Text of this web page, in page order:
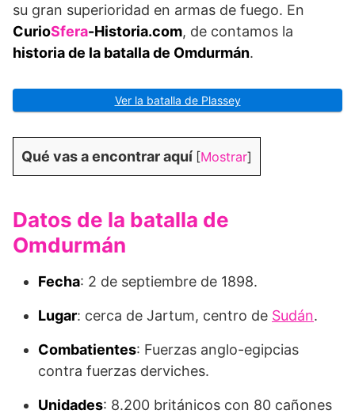
su gran superioridad en armas de fuego. En
CurioSfera-Historia.com, de contamos la
historia de la batalla de Omdurmán.
Ver la batalla de Plassey
Qué vas a encontrar aquí [Mostrar]
Datos de la batalla de
Omdurmán
Fecha: 2 de septiembre de 1898.
Lugar: cerca de Jartum, centro de Sudán.
Combatientes: Fuerzas anglo-egipcias
contra fuerzas derviches.
Unidades: 8.200 británicos con 80 cañones